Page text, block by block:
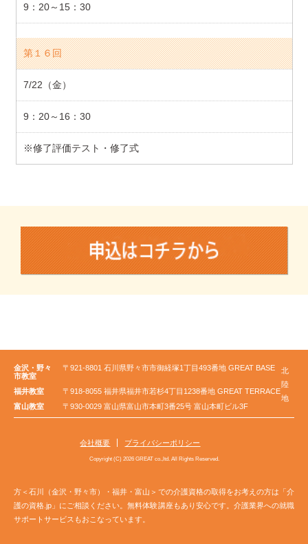
9：20～15：30
第１６回
7/22（金）
9：20～16：30
※修了評価テスト・修了式
金沢・野々
市教室
〒921-8801 石川県野々市市御経塚1丁目493番地 GREAT BASE
福井教室
〒918-8055 福井県福井市若杉4丁目1238番地 GREAT TERRACE
富山教室
〒930-0029 富山県富山市本町3番25号 富山本町ビル3F
会社概要 プライバシーポリシー
Copyright (C) 2026 GREAT co.,ltd. All Rights Reserved.
北
陸
地
方＜石川（金沢・野々市）・福井・富山＞での介護資格の取得をお考えの方は「介
護の資格.jp」にご相談ください。無料体験講座もあり安心です。介護業界への就職
サポートサービスもおこなっています。